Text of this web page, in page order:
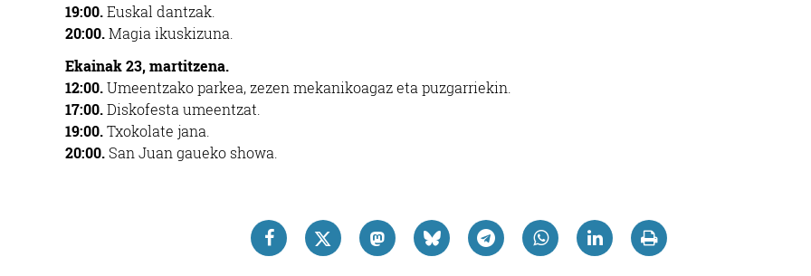
19:00.Euskal dantzak.
20:00.Magia ikuskizuna.
Ekainak 23, martitzena.
12:00.Umeentzako parkea, zezen mekanikoagaz eta puzgarriekin.
17:00.Diskofesta umeentzat.
19:00.Txokolate jana.
20:00.San Juan gaueko showa.